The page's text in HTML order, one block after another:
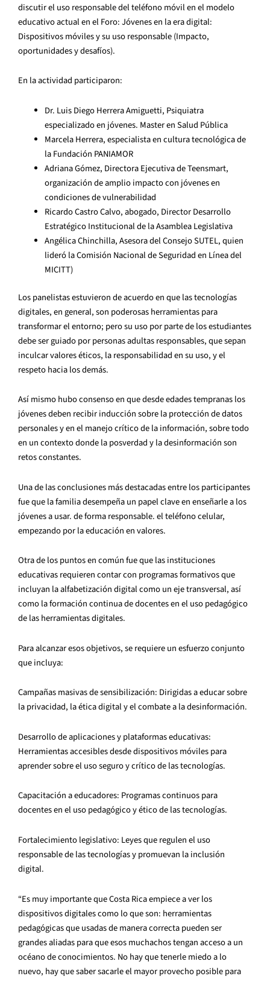
discutir el uso responsable del teléfono móvil en el modelo
educativo actual en el Foro: Jóvenes en la era digital:
Dispositivos móviles y su uso responsable (Impacto,
oportunidades y desafíos).
En la actividad participaron:
Dr. Luis Diego Herrera Amiguetti, Psiquiatra
especializado en jóvenes. Master en Salud Pública
Marcela Herrera, especialista en cultura tecnológica de
la Fundación PANIAMOR
Adriana Gómez, Directora Ejecutiva de Teensmart,
organización de amplio impacto con jóvenes en
condiciones de vulnerabilidad
Ricardo Castro Calvo, abogado, Director Desarrollo
Estratégico Institucional de la Asamblea Legislativa
Angélica Chinchilla, Asesora del Consejo SUTEL, quien
lideró la Comisión Nacional de Seguridad en Línea del
MICITT)
Los panelistas estuvieron de acuerdo en que las tecnologías
digitales, en general, son poderosas herramientas para
transformar el entorno; pero su uso por parte de los estudiantes
debe ser guiado por personas adultas responsables, que sepan
inculcar valores éticos, la responsabilidad en su uso, y el
respeto hacia los demás.
Así mismo hubo consenso en que desde edades tempranas los
jóvenes deben recibir inducción sobre la protección de datos
personales y en el manejo crítico de la información, sobre todo
en un contexto donde la posverdad y la desinformación son
retos constantes.
Una de las conclusiones más destacadas entre los participantes
fue que la familia desempeña un papel clave en enseñarle a los
jóvenes a usar. de forma responsable. el teléfono celular,
empezando por la educación en valores.
Otra de los puntos en común fue que las instituciones
educativas requieren contar con programas formativos que
incluyan la alfabetización digital como un eje transversal, así
como la formación continua de docentes en el uso pedagógico
de las herramientas digitales.
Para alcanzar esos objetivos, se requiere un esfuerzo conjunto
que incluya:
Campañas masivas de sensibilización: Dirigidas a educar sobre
la privacidad, la ética digital y el combate a la desinformación.
Desarrollo de aplicaciones y plataformas educativas:
Herramientas accesibles desde dispositivos móviles para
aprender sobre el uso seguro y crítico de las tecnologías.
Capacitación a educadores: Programas continuos para
docentes en el uso pedagógico y ético de las tecnologías.
Fortalecimiento legislativo: Leyes que regulen el uso
responsable de las tecnologías y promuevan la inclusión
digital.
“Es muy importante que Costa Rica empiece a ver los
dispositivos digitales como lo que son: herramientas
pedagógicas que usadas de manera correcta pueden ser
grandes aliadas para que esos muchachos tengan acceso a un
océano de conocimientos. No hay que tenerle miedo a lo
nuevo, hay que saber sacarle el mayor provecho posible para